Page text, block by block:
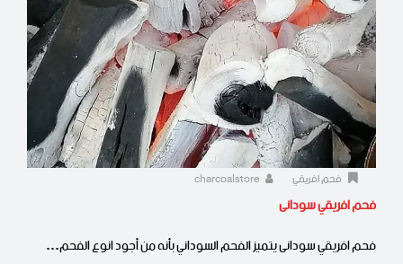
فحم افريقي
فحم افريقي سودانى
فحم افريقي سودانى يتميز الفحم السوداني بأنه من أجود انوع الفحم…